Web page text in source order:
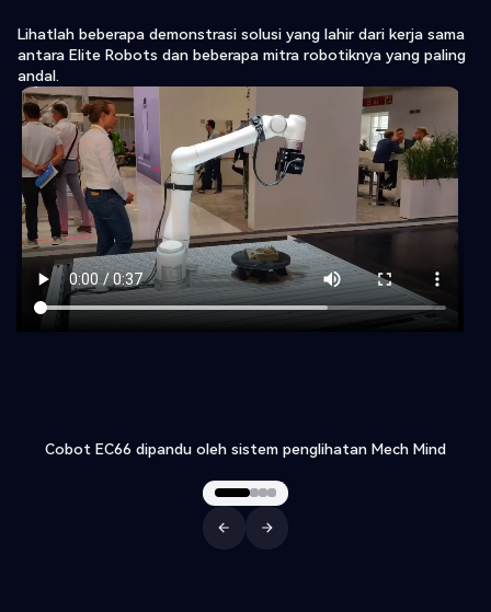
Lihatlah beberapa demonstrasi solusi yang lahir dari kerja sama
antara Elite Robots dan beberapa mitra robotiknya yang paling
andal.
Demo perakitan PCB dengan pencengkeram jari EC66 dan DH